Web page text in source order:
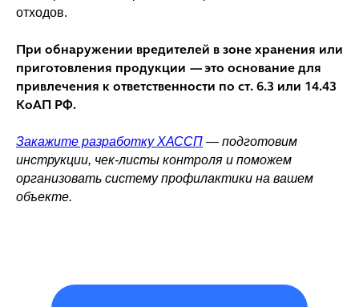
отходов.
При обнаружении вредителей в зоне хранения или
приготовления продукции —это основание для
привлечения к ответственности по ст. 6.3 или 14.43
КоАП РФ.
Закажите разработку ХАССП — подготовим
инструкции, чек-листы контроля и поможем
организовать систему профилактики на вашем
объекте.